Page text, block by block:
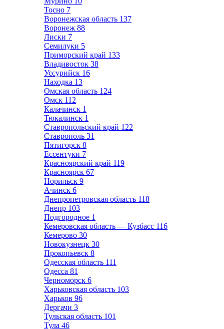
Тосно 7
Воронежская область 137
Воронеж 88
Лиски 7
Семилуки 5
Приморский край 133
Владивосток 38
Уссурийск 16
Находка 13
Омская область 124
Омск 112
Калачинск 1
Тюкалинск 1
Ставропольский край 122
Ставрополь 31
Пятигорск 8
Ессентуки 7
Красноярский край 119
Красноярск 67
Норильск 9
Ачинск 6
Днепропетровская область 118
Днепр 103
Подгородное 1
Кемеровская область — Кузбасс 116
Кемерово 30
Новокузнецк 30
Прокопьевск 8
Одесская область 111
Одесса 81
Черноморск 6
Харьковская область 103
Харьков 96
Дергачи 3
Тульская область 101
Тула 46